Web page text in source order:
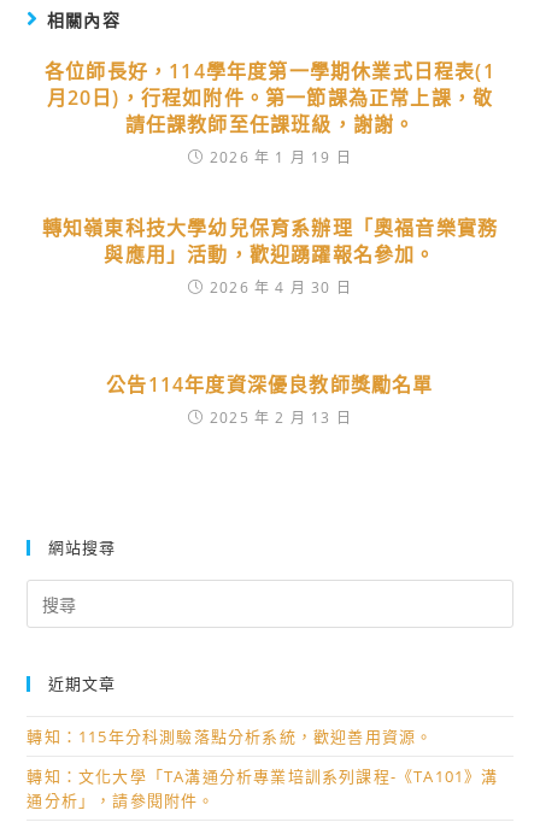
相關內容
各位師長好，114學年度第一學期休業式日程表(1
月20日)，行程如附件。第一節課為正常上課，敬
請任課教師至任課班級，謝謝。
2026 年 1 月 19 日
轉知嶺東科技大學幼兒保育系辦理「奧福音樂實務
與應用」活動，歡迎踴躍報名參加。
2026 年 4 月 30 日
公告114年度資深優良教師獎勵名單
2025 年 2 月 13 日
網站搜尋
for:
近期文章
轉知：115年分科測驗落點分析系統，歡迎善用資源。
轉知：文化大學「TA溝通分析專業培訓系列課程-《TA101》溝
通分析」，請參閱附件。